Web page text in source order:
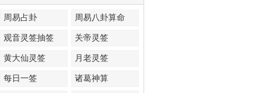
周易占卦 周易八卦算命
观音灵签抽签 关帝灵签
黄大仙灵签 月老灵签
每日一签 诸葛神算